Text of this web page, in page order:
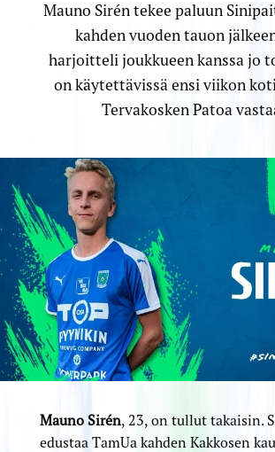
Mauno Sirén tekee paluun
kahden vuoden tauon
harjoitteli joukkueen kanssa jo
on käytettävissä ensi viikon
Tervakosken Patoa
Mauno Sirén, 23, on tullut takaisin.
edustaa TamUa kahden Kakkosen